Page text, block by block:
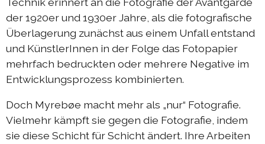
Sommerprogramm 2022
DIEresidenzEXTRA 2022
Austausch Berlin-Die 2021
Sommerprogramm 2021
DIEresidenzEXTRA 2021
der 1920er und 1930er Jahre, als die fotografische
Überlagerung zunächst aus einem Unfall entstand
und KünstlerInnen in der Folge das Fotopapier
mehrfach bedruckten oder mehrere Negative im
Entwicklungsprozess kombinierten.
Doch Myrebøe macht mehr als „nur“ Fotografie.
Vielmehr kämpft sie gegen die Fotografie, indem
sie diese Schicht für Schicht ändert. Ihre Arbeiten